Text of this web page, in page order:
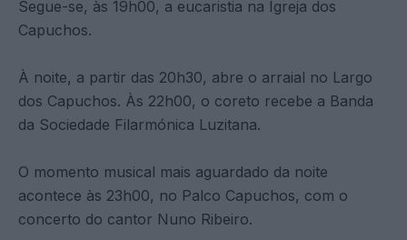
Segue-se, às 19h00, a eucaristia na Igreja dos
Capuchos.
À noite, a partir das 20h30, abre o arraial no Largo
dos Capuchos. Às 22h00, o coreto recebe a Banda
da Sociedade Filarmónica Luzitana.
O momento musical mais aguardado da noite
acontece às 23h00, no Palco Capuchos, com o
concerto do cantor Nuno Ribeiro.